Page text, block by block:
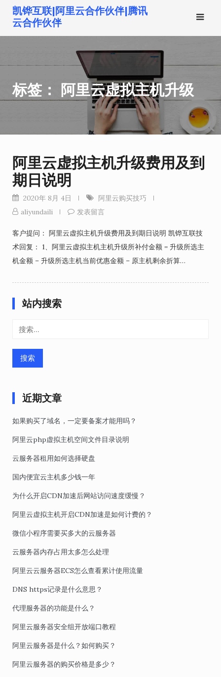
到
凯铧互联|阿里云合作伙伴|腾讯
云合作伙伴
标签： 阿里云虚拟主机升级
阿里云虚拟主机升级费用及到
期日说明
2020年 8月 4日
阿里云购买技巧
aliyundaili
发表留言
客户提问： 阿里云虚拟主机升级费用及到期日说明 凯铧互联技
术回复： 1、阿里云虚拟主机主机升级所补付金额 = 升级所选主
机金额 – 升级所选主机当前优惠金额 – 原主机剩余折算…
站内搜索
近期文章
如果购买了域名，一定要备案才能用吗？
阿里云php虚拟主机空间文件目录说明
云服务器租用如何选择硬盘
国内便宜云主机多少钱一年
为什么开启CDN加速后网站访问速度缓慢？
阿里云虚拟主机开启CDN加速是如何计费的？
微信小程序需要买多大的云服务器
云服务器内存占用太多怎么处理
阿里云云服务器ECS怎么查看累计使用流量
DNS https记录是什么意思？
代理服务器的功能是什么？
阿里云服务器安全组开放端口教程
阿里云服务器是什么？如何购买？
阿里云服务器的购买价格是多少？